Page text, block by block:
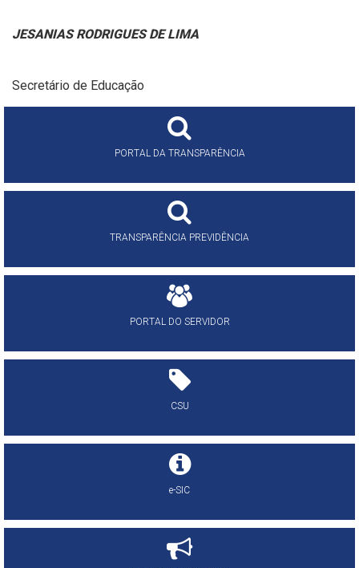
JESANIAS RODRIGUES DE LIMA
Secretário de Educação
PORTAL DA TRANSPARÊNCIA
TRANSPARÊNCIA PREVIDÊNCIA
PORTAL DO SERVIDOR
CSU
e-SIC